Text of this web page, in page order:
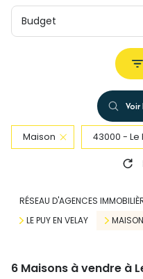
Budget
Voir
Maison 43000 -
RÉSEAU D'AGENCES
LE PUY EN VELAY
MAISON
6 Maisons à vendre à